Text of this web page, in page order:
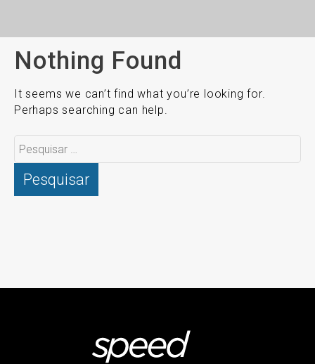
Nothing Found
It seems we can’t find what you’re looking for.
Perhaps searching can help.
Pesquisar
por: